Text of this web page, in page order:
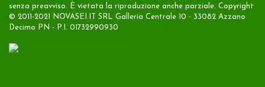
senza preavviso. È vietata la riproduzione anche parziale. Copyright
© 2011-2021 NOVASEI.IT SRL Galleria Centrale 10 - 33082 Azzano
Decimo PN - P.I. 01732990930